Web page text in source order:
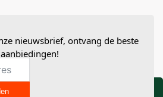
nieuwsbrief, ontvang de beste
aanbiedingen!